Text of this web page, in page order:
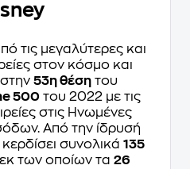
τις μεγαλύτερες και
στον κόσμο και
53η θέσητου
500του 2022 με τις
στις Ηνωμένες
Από την ίδρυσή
κερδίσει συνολικά 135
των οποίων τα 26